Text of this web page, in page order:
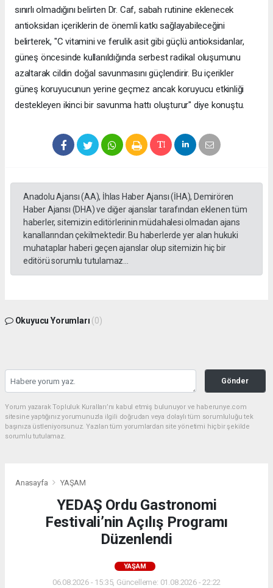
sınırlı olmadığını belirten Dr. Caf, sabah rutinine eklenecek
antioksidan içeriklerin de önemli katkı sağlayabileceğini
belirterek, "C vitamini ve ferulik asit gibi güçlü antioksidanlar,
güneş öncesinde kullanıldığında serbest radikal oluşumunu
azaltarak cildin doğal savunmasını güçlendirir. Bu içerikler
güneş koruyucunun yerine geçmez ancak koruyucu etkinliği
destekleyen ikinci bir savunma hattı oluşturur" diye konuştu.
Anadolu Ajansı (AA), İhlas Haber Ajansı (İHA), Demirören
Haber Ajansı (DHA) ve diğer ajanslar tarafından eklenen tüm
haberler, sitemizin editörlerinin müdahalesi olmadan ajans
kanallarından çekilmektedir. Bu haberlerde yer alan hukuki
muhataplar haberi geçen ajanslar olup sitemizin hiç bir
editörü sorumlu tutulamaz...
Okuyucu Yorumları (0)
Gönder
Yorum yazarak Topluluk Kuralları’nı kabul etmiş bulunuyor ve haberunye.com
sitesine yaptığınız yorumunuzla ilgili doğrudan veya dolaylı tüm sorumluluğu tek
başınıza üstleniyorsunuz. Yazılan tüm yorumlardan site yönetimi hiçbir şekilde
sorumlu tutulamaz.
Anasayfa YAŞAM
YEDAŞ Ordu Gastronomi
Festivali’nin Açılış Programı
Düzenlendi
YAŞAM
06.08.2026 - 15:35, Güncelleme: 01.08.2026 - 22:22